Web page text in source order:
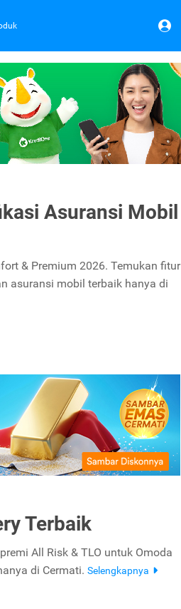
Asuransi Mobil
& Premium 2026. Temukan fitur
asuransi mobil terbaik hanya di
Terbaik
All Risk & TLO untuk Omoda
di Cermati. Selengkapnya